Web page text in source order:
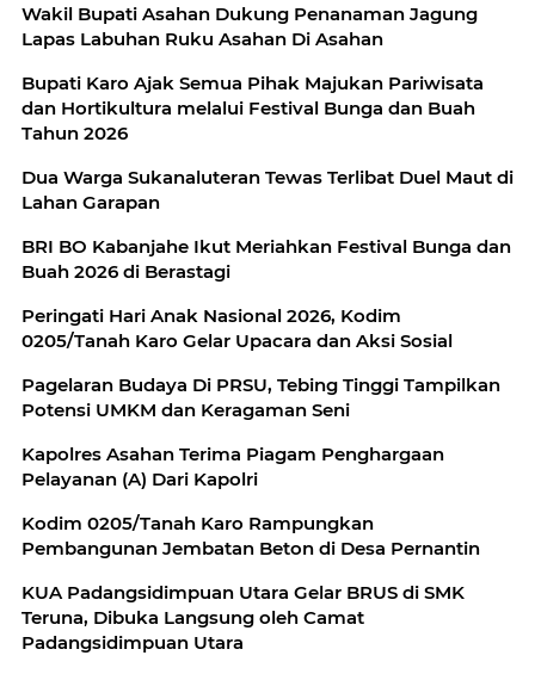
Wakil Bupati Asahan Dukung Penanaman Jagung
Lapas Labuhan Ruku Asahan Di Asahan
Bupati Karo Ajak Semua Pihak Majukan Pariwisata
dan Hortikultura melalui Festival Bunga dan Buah
Tahun 2026
Dua Warga Sukanaluteran Tewas Terlibat Duel Maut di
Lahan Garapan
BRI BO Kabanjahe Ikut Meriahkan Festival Bunga dan
Buah 2026 di Berastagi
Peringati Hari Anak Nasional 2026, Kodim
0205/Tanah Karo Gelar Upacara dan Aksi Sosial
Pagelaran Budaya Di PRSU, Tebing Tinggi Tampilkan
Potensi UMKM dan Keragaman Seni
Kapolres Asahan Terima Piagam Penghargaan
Pelayanan (A) Dari Kapolri
Kodim 0205/Tanah Karo Rampungkan
Pembangunan Jembatan Beton di Desa Pernantin
KUA Padangsidimpuan Utara Gelar BRUS di SMK
Teruna, Dibuka Langsung oleh Camat
Padangsidimpuan Utara